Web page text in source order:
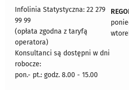
Infolinia Statystyczna: 22 279
99 99
(opłata zgodna z taryfą
operatora)
Konsultanci są dostępni w dni
robocze:
pon.- pt.: godz. 8.00 - 15.00